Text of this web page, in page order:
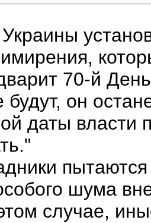
70-й
будут, он
даты власти
шума
случае,